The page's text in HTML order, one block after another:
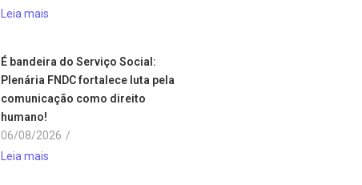
Leia mais
É bandeira do Serviço Social:
Plenária FNDC fortalece luta pela
comunicação como direito
humano!
06/08/2026 /
Leia mais